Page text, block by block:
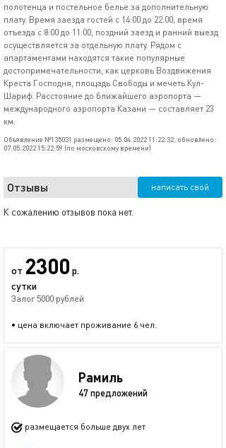
полотенца и постельное белье за дополнительную
плату. Время заезда гостей с 14:00 до 22:00, время
отъезда с 8:00 до 11:00, поздний заезд и ранний выезд
осуществляется за отдельную плату. Рядом с
апартаментами находятся такие популярные
достопримечательности, как церковь Воздвижения
Креста Господня, площадь Свободы и мечеть Кул-
Шариф. Расстояние до ближайшего аэропорта —
международного аэропорта Казани — составляет 23
км.
Объявление №135031 размещено: 05.04.2022 11:22:32, обновлено:
07.05.2022 15:22:59 (по московскому времени)
Отзывы написать свой
К сожалению отзывов пока нет.
от 2300 р.
сутки
Залог 5000 рублей
• цена включает проживание 6 чел.
Рамиль
47 предложений
размещается больше двух лет